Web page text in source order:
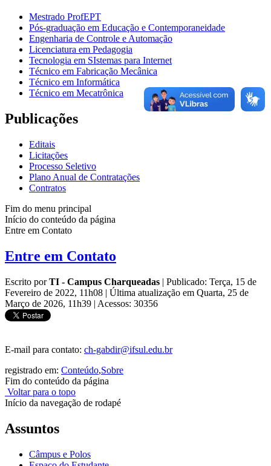
Mestrado ProfEPT
Pós-graduação em Educação e Contemporaneidade
Engenharia de Controle e Automação
Licenciatura em Pedagogia
Tecnologia em SIstemas para Internet
Técnico em Fabricação Mecânica
Técnico em Informática
Técnico em Mecatrônica
Publicações
Editais
Licitações
Processo Seletivo
Plano Anual de Contratações
Contratos
Fim do menu principal
Início do conteúdo da página
Entre em Contato
Entre em Contato
Escrito porTI - Campus Charqueadas | Publicado: Terça, 15 de
Fevereiro de 2022, 11h08 | Última atualização em Quarta, 25 de
Março de 2026, 11h39 | Acessos: 30356
E-mail para contato: ch-gabdir@ifsul.edu.br
registrado em: Conteúdo,Sobre
Fim do conteúdo da página
Voltar para o topo
Início da navegação de rodapé
Assuntos
Câmpus e Polos